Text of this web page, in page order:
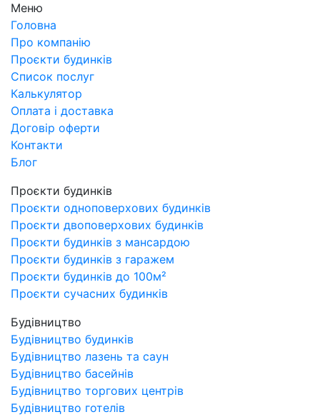
Меню
Головна
Про компанію
Проєкти будинків
Список послуг
Калькулятор
Оплата і доставка
Договір оферти
Контакти
Блог
Проєкти будинків
Проєкти одноповерхових будинків
Проєкти двоповерхових будинків
Проєкти будинків з мансардою
Проєкти будинків з гаражем
Проєкти будинків до 100м²
Проєкти сучасних будинків
Будівництво
Будівництво будинків
Будівництво лазень та саун
Будівництво басейнів
Будівництво торгових центрів
Будівництво готелів